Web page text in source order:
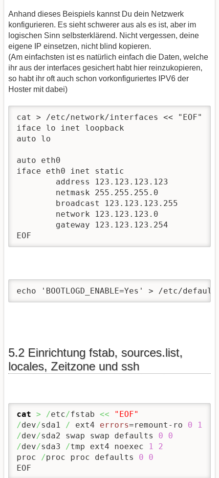
Anhand dieses Beispiels kannst Du dein Netzwerk
konfigurieren. Es sieht schwerer aus als es ist, aber im
logischen Sinn selbsterklärend. Nicht vergessen, deine
eigene IP einsetzen, nicht blind kopieren.
(Am einfachsten ist es natürlich einfach die Daten, welche
ihr aus der interfaces gesichert habt hier reinzukopieren,
so habt ihr oft auch schon vorkonfiguriertes IPV6 der
Hoster mit dabei)
cat > /etc/network/interfaces << "EOF"
iface lo inet loopback
auto lo
auto eth0
iface eth0 inet static
EOF
echo 'BOOTLOGD_ENABLE=Yes' > /etc/
5.2 Einrichtung fstab, sources.list,
locales, Zeitzone und ssh
cat > /etc/fstab <<
"EOF"
/dev/sda1 / ext4 errors=remount-ro 0
1
/dev/sda2 swap swap defaults 0
0
/dev/sda3 /tmp ext4 noexec 1
2
proc /proc proc defaults 0
0
EOF